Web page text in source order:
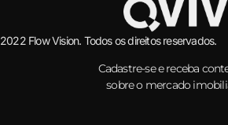
2022 Flow Vision. Todos os direitos reservados.
Cadastre-se e receba
sobre o mercado